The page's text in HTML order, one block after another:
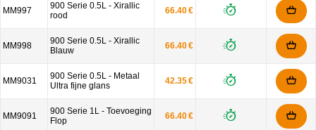
MM997
900 Serie 0.5L - Xirallic
rood
66.40 €
MM998
900 Serie 0.5L - Xirallic
Blauw
66.40 €
MM9031
900 Serie 0.5L - Metaal
Ultra fijne glans
42.35 €
MM9091
900 Serie 1L - Toevoeging
Flop
66.40 €